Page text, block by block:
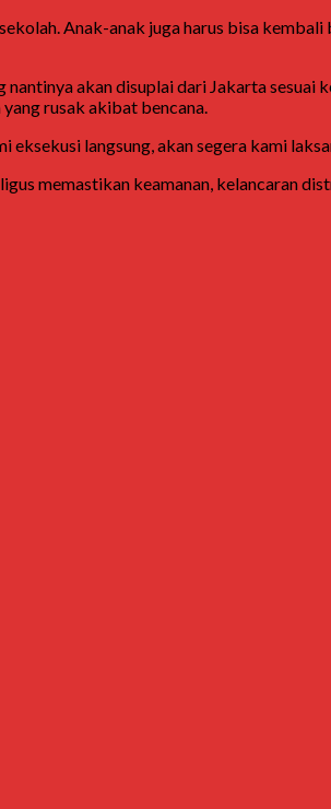
Anak-anak juga harus bisa
akan disuplai dari Jakarta
rusak akibat bencana.
langsung, akan segera kami
memastikan keamanan, kelancaran